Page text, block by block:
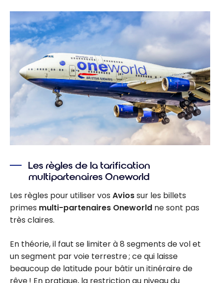
Les règles de la tarification
multipartenaires Oneworld
Les règles pour utiliser vos Aviossur les billets
primes multi-partenaires Oneworld ne sont pas
très claires.
En théorie, il faut se limiter à 8 segments de vol et
un segment par voie terrestre ; ce qui laisse
beaucoup de latitude pour bâtir un itinéraire de